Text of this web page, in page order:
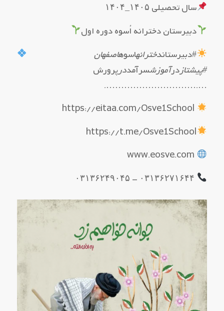
سال تحصیلی ۱۴۰۵_۱۴۰۴
دبیرستان دخترانه اُسوه دوره اول
#دبیرستاندخترانهاسوهاصفهان
#پیشتازدرآموزشسرآمددرپرورش
….………………………….
https://t.me/Osve1School